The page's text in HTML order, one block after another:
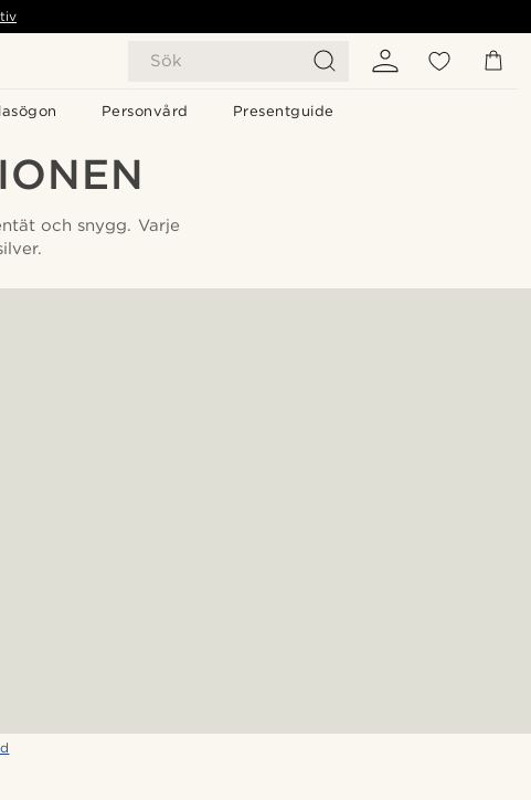
Sök
Personvård Presentguide
och snygg. Varje